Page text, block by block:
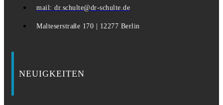
mail: dr.schulte@dr-schulte.de
Malteserstraße 170 | 12277 Berlin
NEUIGKEITEN